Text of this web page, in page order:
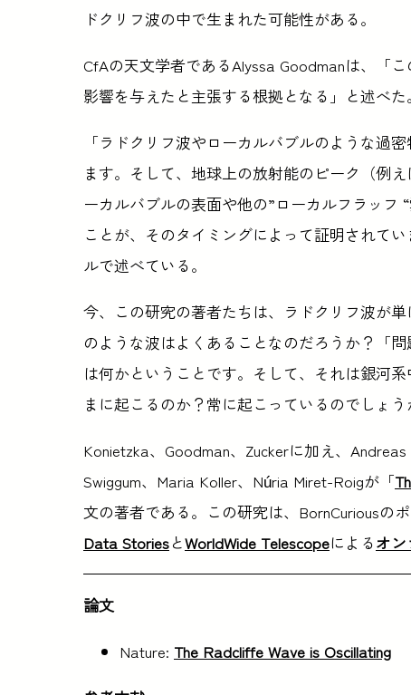
ドクリフ波の中で生まれた可能性がある。
CfAの天文学者であるAlyssa Goodmanは、「
影響を与えたと主張する根拠となる」と述べた。
「ラドクリフ波やローカルバブルのような過
ます。そして、地球上の放射能のピーク（例
ーカルバブルの表面や他の”ローカルフラッフ
ことが、そのタイミングによって証明されて
ルで述べている。
今、この研究の著者たちは、ラドクリフ波が
のような波はよくあることなのだろうか？「
は何かということです。そして、それは銀河
まに起こるのか？常に起こっているのでしょう
Konietzka、Goodman、Zuckerに加え、
Swiggum、Maria Koller、Núria Miret-Roigが「
文の著者である。この研究は、BornCuriousの
Data StoriesとWorldWide Telescopeによるオ
論文
Nature: The Radcliffe Wave is Oscillating